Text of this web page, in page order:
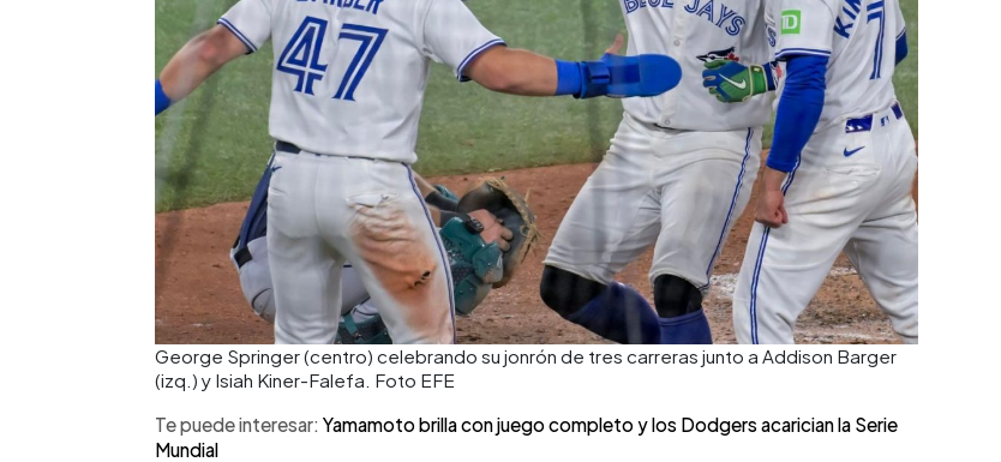
George Springer (centro) celebrando su jonrón de tres carreras junto a Addison Barger
(izq.) y Isiah Kiner-Falefa. Foto EFE
Te puede interesar: Yamamoto brilla con juego completo y los Dodgers acarician la Serie
Mundial